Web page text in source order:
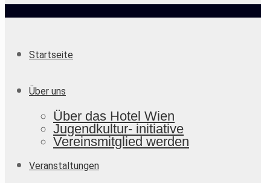
Startseite
Über uns
Über das Hotel Wien
Jugendkultur- initiative
Vereinsmitglied werden
Veranstaltungen